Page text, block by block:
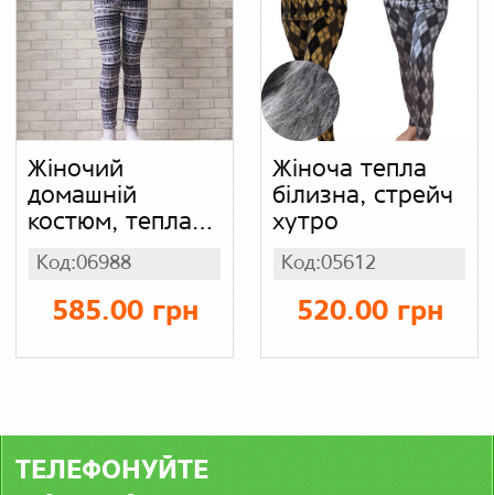
Жіночий
домашній
костюм, тепла
піжама для
жінок, білизна
хорошої якості,
принт орнамент
Код:06988
585.00 грн
Жіноча тепла
білизна, стрейч
хутро
Код:05612
520.00 грн
ТЕЛЕФОНУЙТЕ